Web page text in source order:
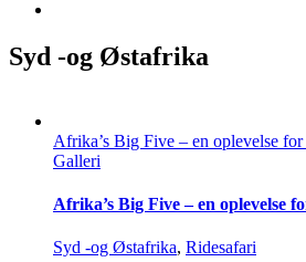
Syd -og Østafrika
Afrika’s Big Five – en oplevelse
Galleri
Afrika’s Big Five – en oplevelse
Syd -og Østafrika, Ridesafari